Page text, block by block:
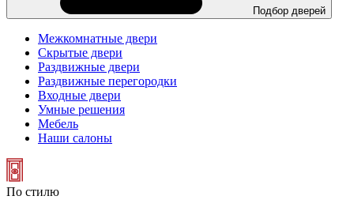
Подбор дверей
Межкомнатные двери
Скрытые двери
Раздвижные двери
Раздвижные перегородки
Входные двери
Умные решения
Мебель
Наши салоны
По стилю